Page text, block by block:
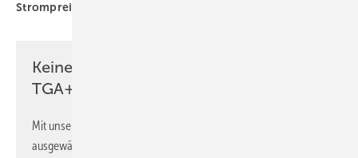
Strompreise
Keine Zeit? Kein Problem mit dem
TGA+E Newsletter!
Mit unserem Newsletter erhalten Sie regelmäßig von uns
ausgewählte Informationen und Neuigkeiten, gebündelt und